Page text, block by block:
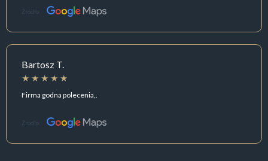
Źródło:
Bartosz T.
Firma godna polecenia,.
Źródło: